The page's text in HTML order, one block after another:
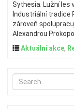
Sythesia. Lužní les
Industriální tradice
zároveň
Alexandrou
Aktuální akce,
Search
for